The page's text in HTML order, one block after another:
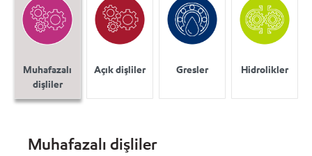
Muhafazalı
dişliler
Açık dişliler Gresler Hidrolikler
Muhafazalı dişliler